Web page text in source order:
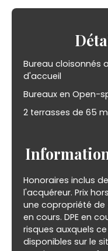
Bureau cloisonnés
d'accueil
Bureaux en Open-
2 terrasses de 65
Honoraires inclus
l'acquéreur. Prix
une copropriété de
en cours. DPE en
risques auxquels
disponibles sur le